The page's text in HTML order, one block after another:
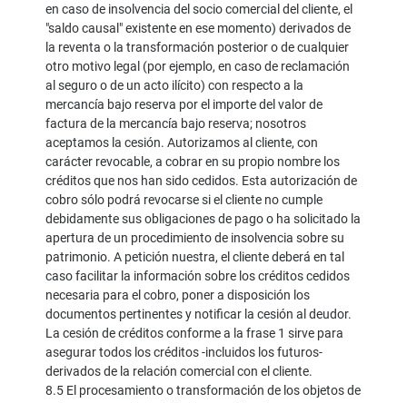
en caso de insolvencia del socio comercial del cliente, el
"saldo causal" existente en ese momento) derivados de
la reventa o la transformación posterior o de cualquier
otro motivo legal (por ejemplo, en caso de reclamación
al seguro o de un acto ilícito) con respecto a la
mercancía bajo reserva por el importe del valor de
factura de la mercancía bajo reserva; nosotros
aceptamos la cesión. Autorizamos al cliente, con
carácter revocable, a cobrar en su propio nombre los
créditos que nos han sido cedidos. Esta autorización de
cobro sólo podrá revocarse si el cliente no cumple
debidamente sus obligaciones de pago o ha solicitado la
apertura de un procedimiento de insolvencia sobre su
patrimonio. A petición nuestra, el cliente deberá en tal
caso facilitar la información sobre los créditos cedidos
necesaria para el cobro, poner a disposición los
documentos pertinentes y notificar la cesión al deudor.
La cesión de créditos conforme a la frase 1 sirve para
asegurar todos los créditos -incluidos los futuros-
derivados de la relación comercial con el cliente.
8.5 El procesamiento o transformación de los objetos de